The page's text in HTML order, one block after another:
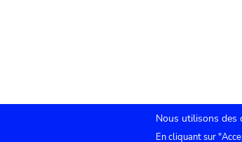
Nous utilisons des
En cliquant sur